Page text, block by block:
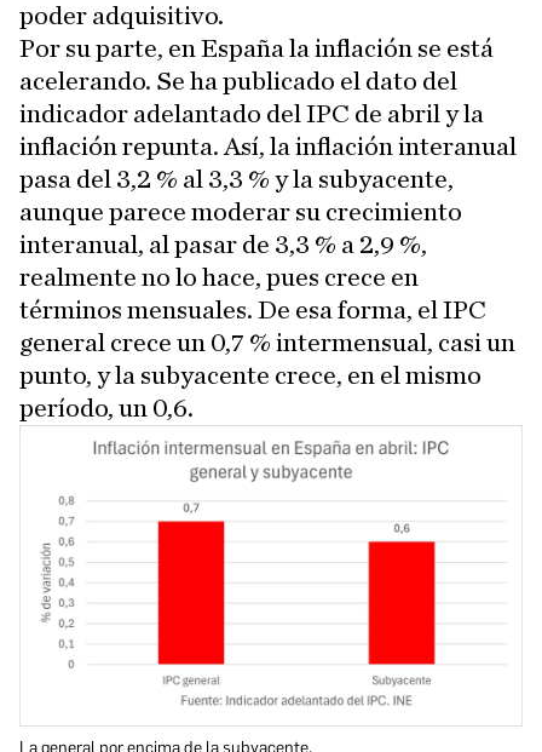
poder adquisitivo.
Por su parte, en España la inflación se está
acelerando. Se ha publicado el dato del
indicador adelantado del IPC de abril y la
inflación repunta. Así, la inflación interanual
pasa del 3,2 % al 3,3 % y la subyacente,
aunque parece moderar su crecimiento
interanual, al pasar de 3,3 % a 2,9 %,
realmente no lo hace, pues crece en
términos mensuales. De esa forma, el IPC
general crece un 0,7 % intermensual, casi un
punto, y la subyacente crece, en el mismo
período, un 0,6.